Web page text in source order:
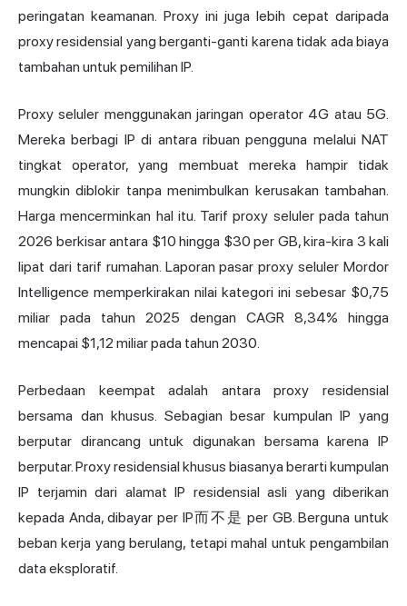
peringatan keamanan. Proxy ini juga lebih cepat daripada
proxy residensial yang berganti-ganti karena tidak ada biaya
tambahan untuk pemilihan IP.
Proxy seluler menggunakan jaringan operator 4G atau 5G.
Mereka berbagi IP di antara ribuan pengguna melalui NAT
tingkat operator, yang membuat mereka hampir tidak
mungkin diblokir tanpa menimbulkan kerusakan tambahan.
Harga mencerminkan hal itu. Tarif proxy seluler pada tahun
2026 berkisar antara $10 hingga $30 per GB, kira-kira 3 kali
lipat dari tarif rumahan. Laporan pasar proxy seluler Mordor
Intelligence memperkirakan nilai kategori ini sebesar $0,75
miliar pada tahun 2025 dengan CAGR 8,34% hingga
mencapai $1,12 miliar pada tahun 2030.
Perbedaan keempat adalah antara proxy residensial
bersama dan khusus. Sebagian besar kumpulan IP yang
berputar dirancang untuk digunakan bersama karena IP
berputar. Proxy residensial khusus biasanya berarti kumpulan
IP terjamin dari alamat IP residensial asli yang diberikan
kepada Anda, dibayar per IP而不是 per GB. Berguna untuk
beban kerja yang berulang, tetapi mahal untuk pengambilan
data eksploratif.